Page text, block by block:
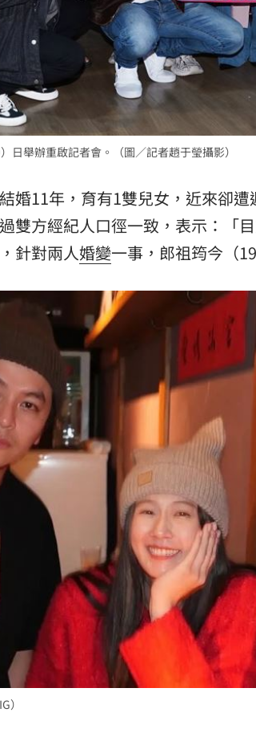
日舉辦重啟記者會。（圖／記者趙于瑩攝影）
結婚11年，育有1雙兒女，近來卻
雙方經紀人口徑一致，表示：「
針對兩人婚變一事，郎祖筠今（
）